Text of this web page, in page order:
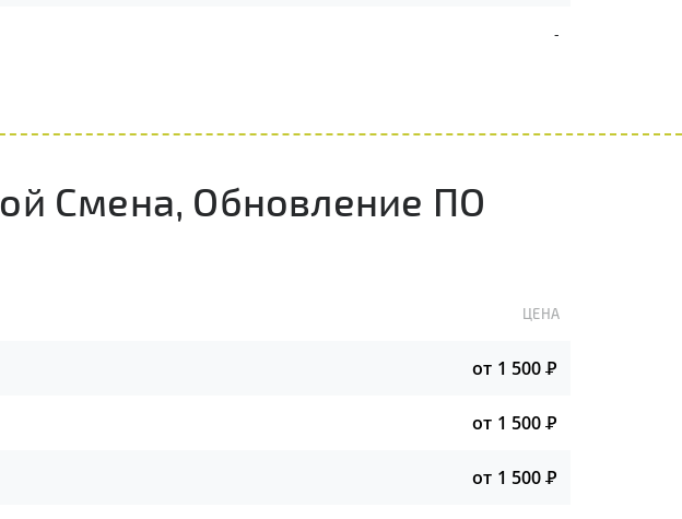
-
Смена, Обновление ПО
ЦЕНА
от 1 500Р
от 1 500Р
от 1 500Р